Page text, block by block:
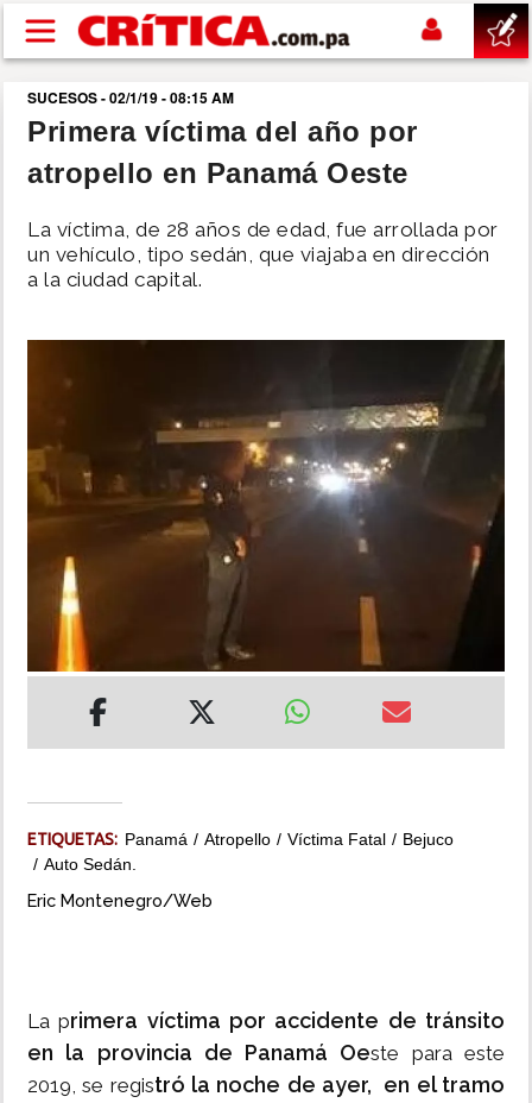
Pasar al contenido principal
buscar
SUCESOS
NACIONAL
DEPORTES
MUNDO
INSÓLITAS
MULTIMEDIA
IMPRESO
SUCESOS - 02/1/19 - 08:15 AM
Primera víctima del año por
atropello en Panamá Oeste
La víctima, de 28 años de edad, fue arrollada por
un vehículo, tipo sedán, que viajaba en dirección
a la ciudad capital.
ETIQUETAS: Panamá Atropello Víctima Fatal
Bejuco
Auto Sedán.
Eric Montenegro/Web
La primera víctima por accidente de tránsito
en la provincia de Panamá Oeste para este
2019, se registró la noche de ayer, en el tramo